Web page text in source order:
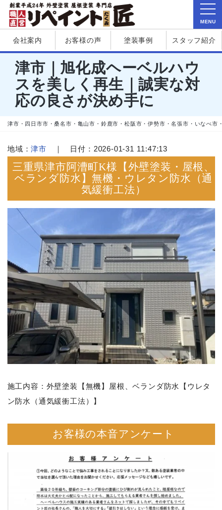
会社案内 お客様の声 塗装事例 スタッフ紹介
津市｜旭化成ヘーベルハウ
スを美しく再生｜誠実な対
応の良さが決め手に
津市・四日市市・桑名市・亀山市・鈴鹿市・松阪市・伊勢市・名張市・いなべ市
地域：津市 ｜ 日付：2026-01-31 11:47:13
三重県津市阿漕町K様【外壁塗装・屋根、
ベランダ防水】無機・ウレタン防水（通
気緩衝工法）
施工内容：外壁塗装【無機】屋根、ベランダ防水【ウレタ
ン防水（通気緩衝工法）】
お客様の本音アンケート
MENU